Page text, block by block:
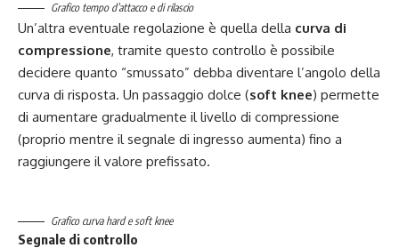
Grafico tempo d’attacco e di rilascio
Un’altra eventuale regolazione è quella della curva di
compressione, tramite questo controllo è possibile
decidere quanto “smussato” debba diventare l’angolo della
curva di risposta. Un passaggio dolce (soft knee) permette
di aumentare gradualmente il livello di compressione
(proprio mentre il segnale di ingresso aumenta) fino a
raggiungere il valore prefissato.
Grafico curva hard e soft knee
Segnale di controllo